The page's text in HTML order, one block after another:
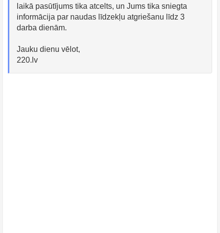
laikā pasūtījums tika atcelts, un Jums tika sniegta
informācija par naudas līdzekļu atgriešanu līdz 3
darba dienām.
Jauku dienu vēlot,
220.lv